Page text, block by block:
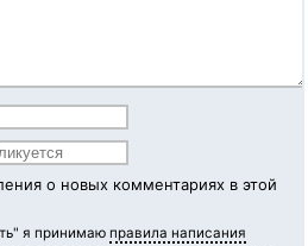
о новых комментариях в этой
я принимаю правила написания